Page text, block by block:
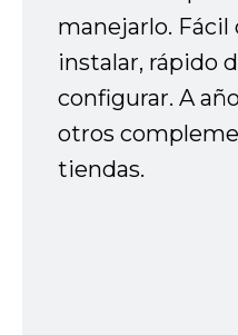
manejarlo. Fácil
instalar, rápido
configurar. A
otros
tiendas.